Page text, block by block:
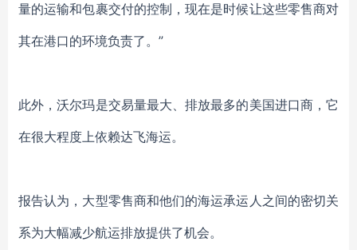
量的运输和包裹交付的控制，现在是时候让这些零售商对
其在港口的环境负责了。”
此外，沃尔玛是交易量最大、排放最多的美国进口商，它
在很大程度上依赖达飞海运。
报告认为，大型零售商和他们的海运承运人之间的密切关
系为大幅减少航运排放提供了机会。